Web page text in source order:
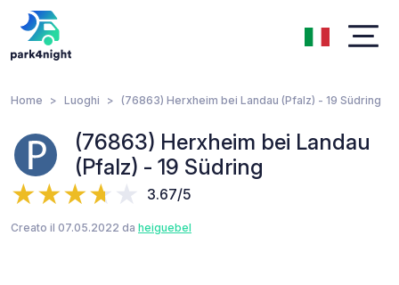
Home Luoghi (76863) Herxheim bei Landau (Pfalz) - 19 Südring
(76863) Herxheim bei Landau
(Pfalz) - 19 Südring
3.67/5
Creato il 07.05.2022 da heiguebel